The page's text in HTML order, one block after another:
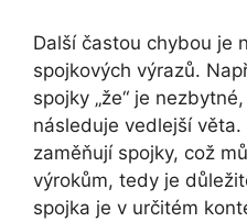
Další častou chybou je
spojkových výrazů.
spojky „že“ je
následuje vedlejší
zaměňují spojky, což
výrokům, tedy je
spojka je v určitém